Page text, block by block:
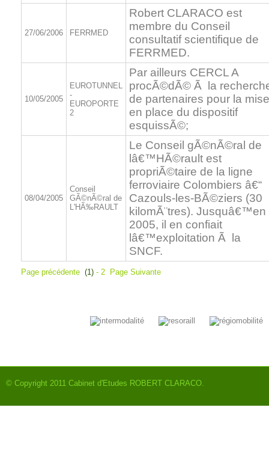
27/06/2006 FERRMED
Robert CLARACO est
membre du Conseil
consultatif scientifique de
FERRMED.
10/05/2005
EUROTUNNEL
-
EUROPORTE
2
Par ailleurs CERCL A
procÃ©dÃ© Ã la
de partenaires pour la mise
en place du dispositif
esquissÃ©;
08/04/2005
Conseil
GÃ©nÃ©ral de
L'HÃ‰RAULT
Le Conseil gÃ©nÃ©ral de
lâ€™HÃ©rault est
propriÃ©taire de la ligne
ferroviaire Colombiers â€“
Cazouls-les-BÃ©ziers (30
kilomÃ¨tres). Jusquâ€™en
2005, il en confiait
lâ€™exploitation Ã la
SNCF.
Page précédente (1) - 2 Page Suivante
© Copyright 2011 Cabinet d'Etudes ROBERT CLARACO.